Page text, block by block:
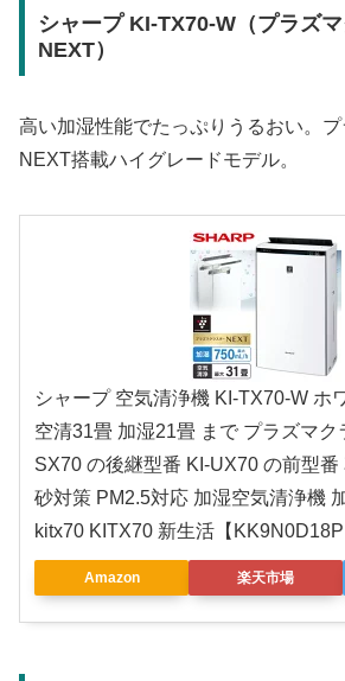
シャープ KI-TX70-W（プラズ
NEXT）
高い加湿性能でたっぷりうるおい。
NEXT搭載ハイグレードモデル。
シャープ 空気清浄機 KI-TX70-W ホ
空清31畳 加湿21畳 まで プラズマ
SX70 の後継型番 KI-UX70 の前型番
砂対策 PM2.5対応 加湿空気清浄機
kitx70 KITX70 新生活【
Amazon 楽天市場